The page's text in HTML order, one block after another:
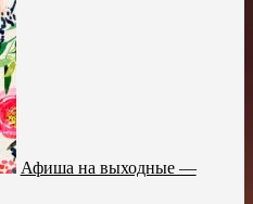
Афиша на выходные —